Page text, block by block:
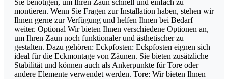
Sie benötigen, um Ihren Zaun schnell und einfach zu
montieren. Wenn Sie Fragen zur Installation haben, stehen wir
Ihnen gerne zur Verfügung und helfen Ihnen bei Bedarf
weiter. Optional Wir bieten Ihnen verschiedene Optionen an,
um Ihren Zaun noch funktionaler und ästhetischer zu
gestalten. Dazu gehören: Eckpfosten: Eckpfosten eignen sich
ideal für die Eckmontage von Zäunen. Sie bieten zusätzliche
Stabilität und können auch als Ankerpunkte für Tore oder
andere Elemente verwendet werden. Tore: Wir bieten Ihnen